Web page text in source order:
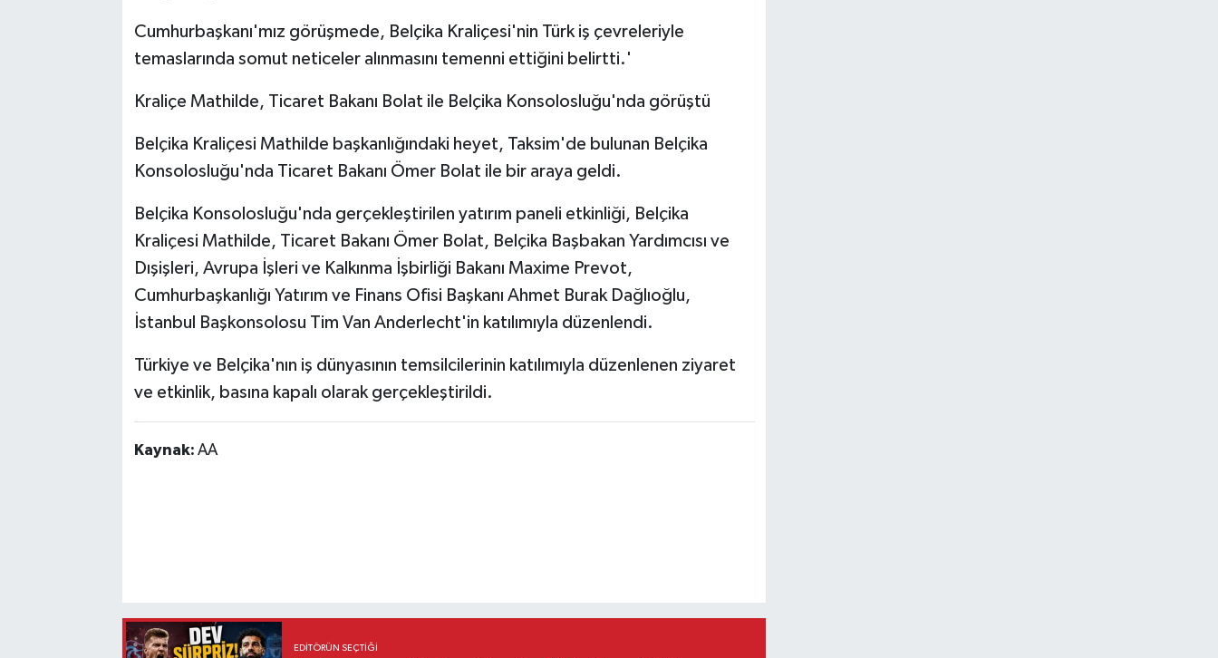
Cumhurbaşkanı'mız görüşmede, Belçika Kraliçesi'nin Türk iş çevreleriyle
temaslarında somut neticeler alınmasını temenni ettiğini belirtti.'
Kraliçe Mathilde, Ticaret Bakanı Bolat ile Belçika Konsolosluğu'nda görüştü
Belçika Kraliçesi Mathilde başkanlığındaki heyet, Taksim'de bulunan Belçika
Konsolosluğu'nda Ticaret Bakanı Ömer Bolat ile bir araya geldi.
Belçika Konsolosluğu'nda gerçekleştirilen yatırım paneli etkinliği, Belçika
Kraliçesi Mathilde, Ticaret Bakanı Ömer Bolat, Belçika Başbakan Yardımcısı ve
Dışişleri, Avrupa İşleri ve Kalkınma İşbirliği Bakanı Maxime Prevot,
Cumhurbaşkanlığı Yatırım ve Finans Ofisi Başkanı Ahmet Burak Dağlıoğlu,
İstanbul Başkonsolosu Tim Van Anderlecht'in katılımıyla düzenlendi.
Türkiye ve Belçika'nın iş dünyasının temsilcilerinin katılımıyla düzenlenen ziyaret
ve etkinlik, basına kapalı olarak gerçekleştirildi.
Kaynak: AA
EDITÖRÜN SEÇTIĞI